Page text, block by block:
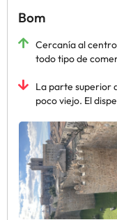
Bom
Cercanía al
todo tipo de
La parte superior
poco viejo. El